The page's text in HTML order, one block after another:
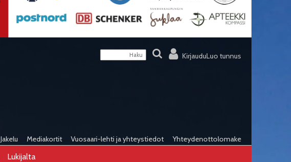
KirjauduLuo tunnus
Jakelu Mediakortit Vuosaari-lehti ja yhteystiedot Yhteydenottolomake
Lukijalta